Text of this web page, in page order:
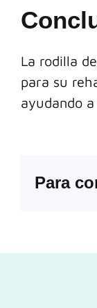
La rodilla
para su
ayudando
Para